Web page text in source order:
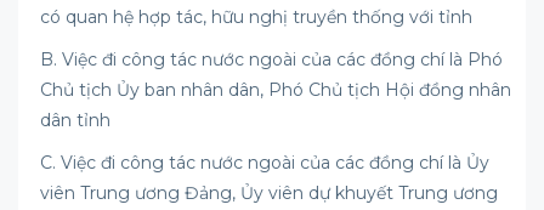
có quan hệ hợp tác, hữu nghị truyền thống với tỉnh
B. Việc đi công tác nước ngoài của các đồng chí là Phó
Chủ tịch Ủy ban nhân dân, Phó Chủ tịch Hội đồng nhân
dân tỉnh
C. Việc đi công tác nước ngoài của các đồng chí là Ủy
viên Trung ương Đảng, Ủy viên dự khuyết Trung ương